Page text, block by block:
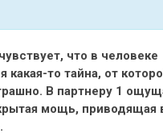
что в человеке
какая-то тайна, от
В партнеру 1
мощь, приводящая